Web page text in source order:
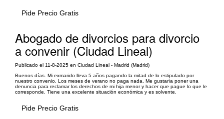
Pide Precio Gratis
Abogado de divorcios para divorcio
a convenir (Ciudad Lineal)
Publicado el 11-8-2025 en Ciudad Lineal - Madrid (Madrid)
Buenos días. Mi exmarido lleva 5 años pagando la mitad de lo estipulado por
nuestro convenio. Los meses de verano no paga nada. Me gustaría poner una
denuncia para reclamar los derechos de mi hija menor y hacer que pague lo que le
corresponde. Tiene una excelente situación económica y es solvente.
Pide Precio Gratis